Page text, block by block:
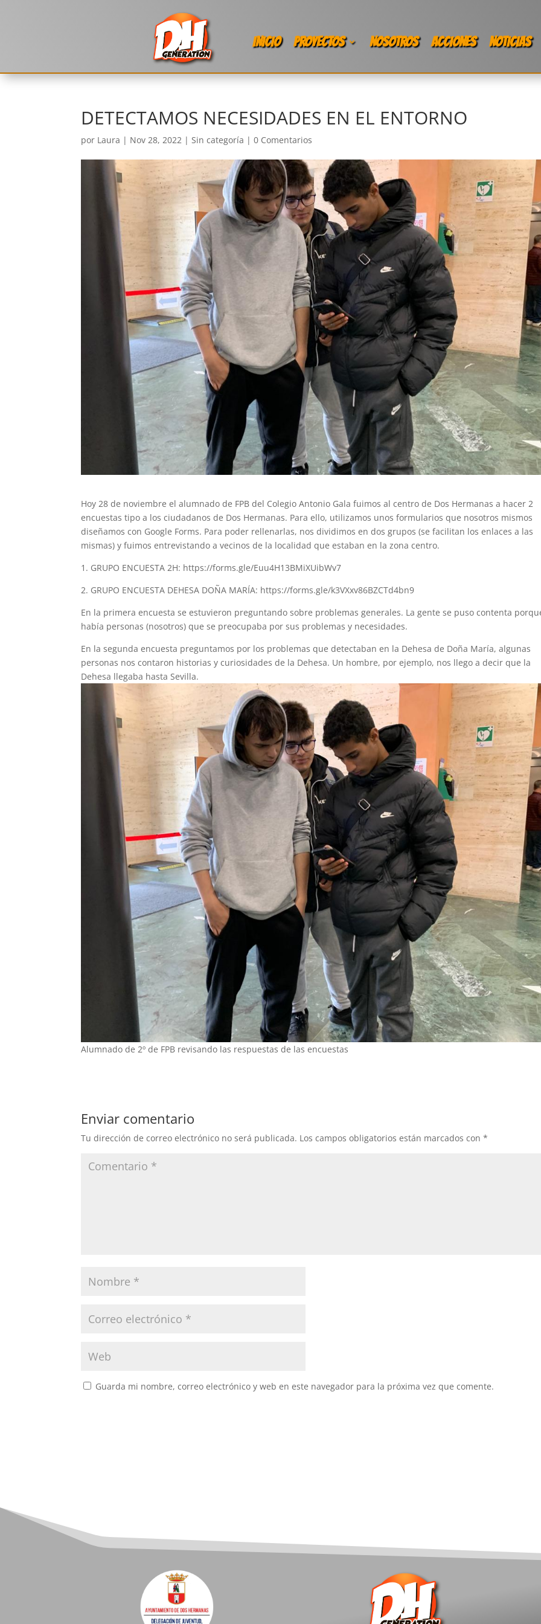
INICIO PROYECTOS NOSOTROS ACCIONES NOTICIAS
DETECTAMOS NECESIDADES EN EL ENTORNO
por Laura | Nov 28, 2022 |Sin categoría |0 Comentarios
Hoy 28 de noviembre el alumnado de FPB del Colegio Antonio Gala fuimos al centro de Dos Hermanas a hacer 2
encuestas tipo a los ciudadanos de Dos Hermanas. Para ello, utilizamos unos formularios que nosotros mismos
diseñamos con Google Forms. Para poder rellenarlas, nos dividimos en dos grupos (se facilitan los enlaces a las
mismas) y fuimos entrevistando a vecinos de la localidad que estaban en la zona centro.
1. GRUPO ENCUESTA 2H: https://forms.gle/Euu4H13BMiXUibWv7
2. GRUPO ENCUESTA DEHESA DOÑA MARÍA: https://forms.gle/k3VXxv86BZCTd4bn9
En la primera encuesta se estuvieron preguntando sobre problemas generales. La gente se puso contenta
había personas (nosotros) que se preocupaba por sus problemas y necesidades.
En la segunda encuesta preguntamos por los problemas que detectaban en la Dehesa de Doña María, algunas
personas nos contaron historias y curiosidades de la Dehesa. Un hombre, por ejemplo, nos llego a decir que la
Dehesa llegaba hasta Sevilla.
Alumnado de 2º de FPB revisando las respuestas de las encuestas
Enviar comentario
Tu dirección de correo electrónico no será publicada. Los campos obligatorios están marcados con*
Guarda mi nombre, correo electrónico y web en este navegador para la próxima vez que comente.